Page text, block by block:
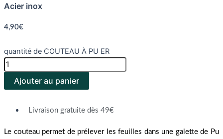
Acier inox
4,90€
quantité de COUTEAU À PU ER
Ajouter au panier
Livraison gratuite dès 49€
Le couteau permet de prélever les feuilles dans une galette de Pu